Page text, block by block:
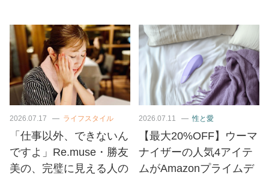
2026.07.17 ライフスタイル
「仕事以外、できないん
ですよ」Re.muse・勝友
美の、完璧に見える人の
2026.07.11 性と愛
【最大20%OFF】ウーマ
ナイザーの人気4アイテ
ムがAmazonプライムデ